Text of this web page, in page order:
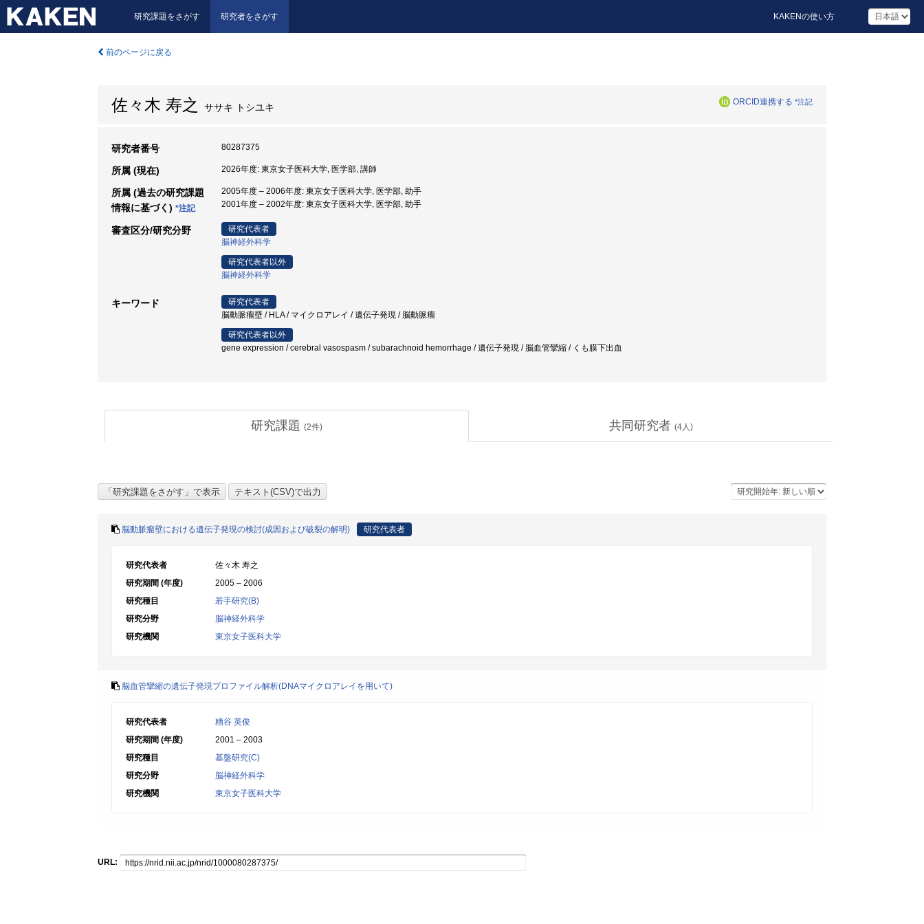
研究課題をさがす 研究者をさがす KAKENの使い方
前のページに戻る
佐々木 寿之 ササキ トシユキ ORCID連携する *注記
研究者番号 80287375
所属 (現在) 2026年度: 東京女子医科大学, 医学部, 講師
所属 (過去の研究課題
情報に基づく) *注記
2005年度 – 2006年度: 東京女子医科大学, 医学部, 助手
2001年度 – 2002年度: 東京女子医科大学, 医学部, 助手
審査区分/研究分野
研究代表者
脳神経外科学
研究代表者以外
脳神経外科学
キーワード
研究代表者
脳動脈瘤壁 / HLA / マイクロアレイ / 遺伝子発現 / 脳動脈瘤
研究代表者以外
gene expression / cerebral vasospasm / subarachnoid hemorrhage / 遺伝子発現 / 脳血管攣縮 / くも膜下出血
研究課題 (2件) 共同研究者 (4人)
脳動脈瘤壁における遺伝子発現の検討(成因および破裂の解明) 研究代表者
研究代表者
佐々木 寿之
研究期間 (年度)
2005 – 2006
研究種目
若手研究(B)
研究分野
脳神経外科学
研究機関
東京女子医科大学
脳血管攣縮の遺伝子発現プロファイル解析(DNAマイクロアレイを用いて)
研究代表者
糟谷 英俊
研究期間 (年度)
2001 – 2003
研究種目
基盤研究(C)
研究分野
脳神経外科学
研究機関
東京女子医科大学
URL: